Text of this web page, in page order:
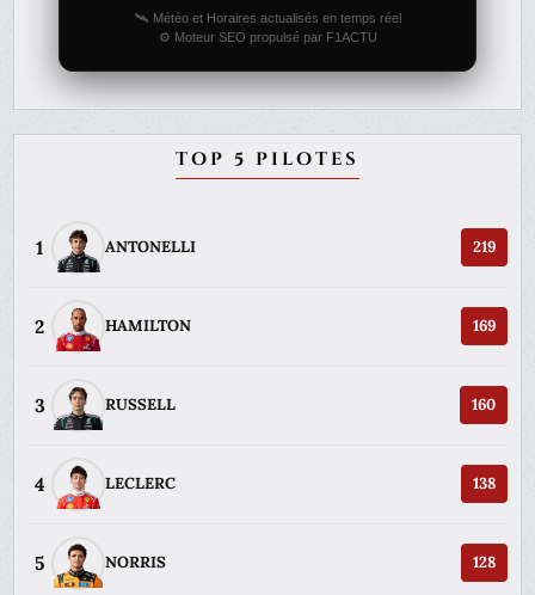
🛰️ Météo et Horaires actualisés en temps réel
⚙️ Moteur SEO propulsé par F1ACTU
TOP 5 PILOTES
1 ANTONELLI 219
2 HAMILTON 169
3 RUSSELL 160
4 LECLERC 138
5 NORRIS 128